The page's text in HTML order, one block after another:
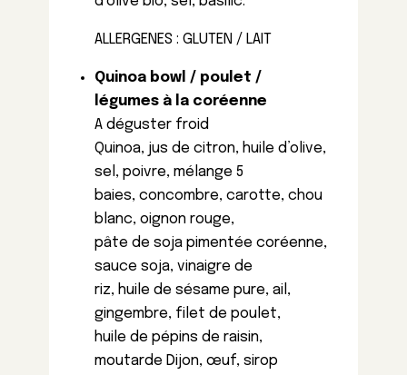
ALLERGENES : GLUTEN / LAIT
Quinoa bowl / poulet /
légumes à la coréenne
A déguster froid
Quinoa, jus de citron, huile d’olive,
sel, poivre, mélange 5
baies, concombre, carotte, chou
blanc, oignon rouge,
pâte de soja pimentée coréenne,
sauce soja, vinaigre de
riz, huile de sésame pure, ail,
gingembre, filet de poulet,
huile de pépins de raisin,
moutarde Dijon, œuf, sirop